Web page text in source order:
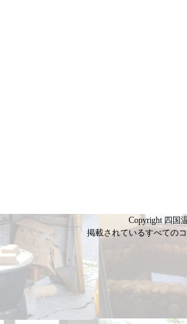
Copyright 四国
掲載されているすべての